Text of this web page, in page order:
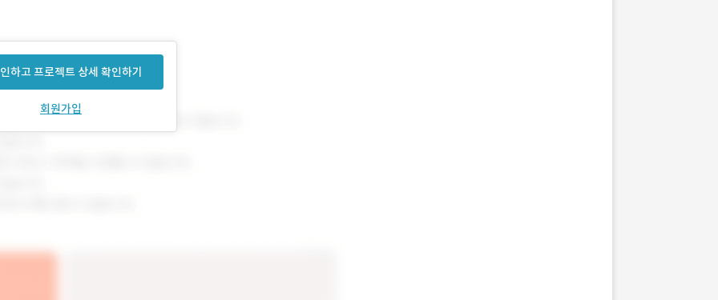
하고 프로젝트 상세 확인하기
회원가입